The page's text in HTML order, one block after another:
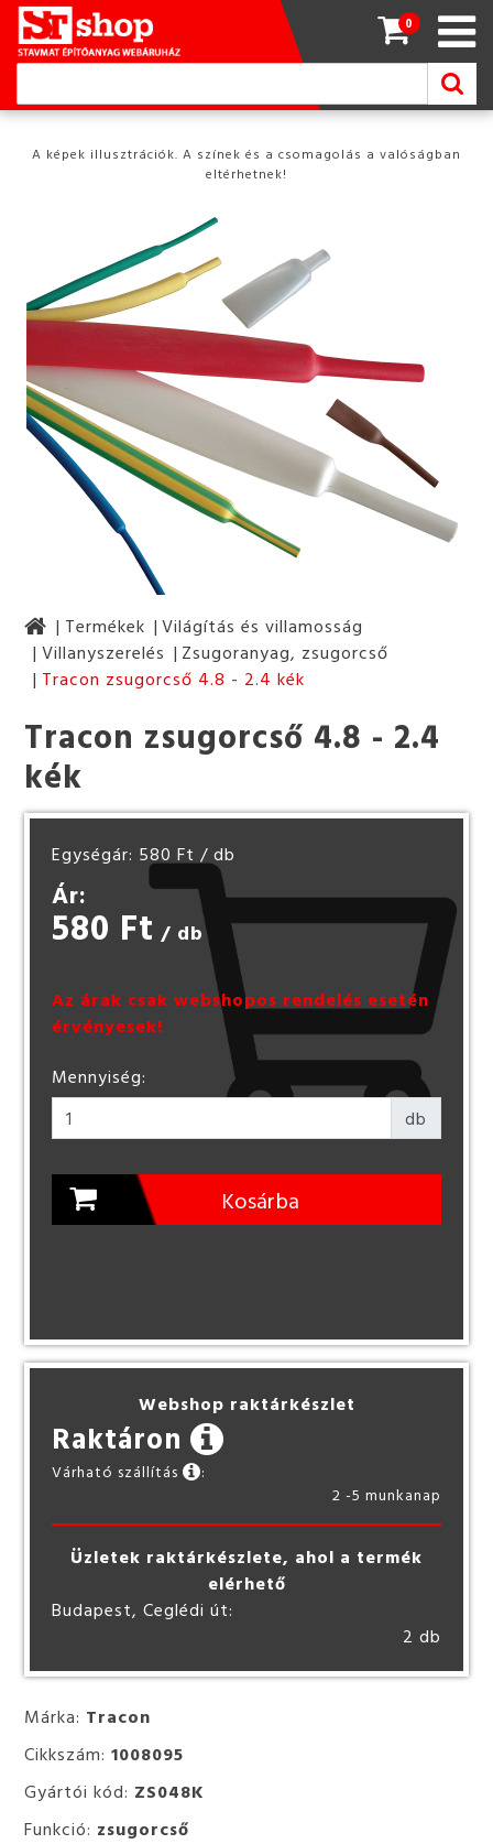
0
A képek illusztrációk. A színek és a csomagolás a valóságban
eltérhetnek!
Termékek
Világítás és villamosság
Villanyszerelés
Zsugoranyag, zsugorcső
Tracon zsugorcső 4.8 - 2.4 kék
Márka: Tracon
Cikkszám:1008095
Gyártói kód: ZS048K
Funkció: zsugorcső
Tracon zsugorcső 4.8 - 2.4
kék
Egységár: 580 Ft / db
Ár:
580 Ft / db
Az árak csak webshopos rendelés esetén
érvényesek!
Mennyiség:
db
Kosárba
Webshop raktárkészlet
Raktáron
Várható szállítás
:
2 -5 munkanap
Üzletek raktárkészlete, ahol a termék
elérhető
Budapest, Ceglédi út:
2 db